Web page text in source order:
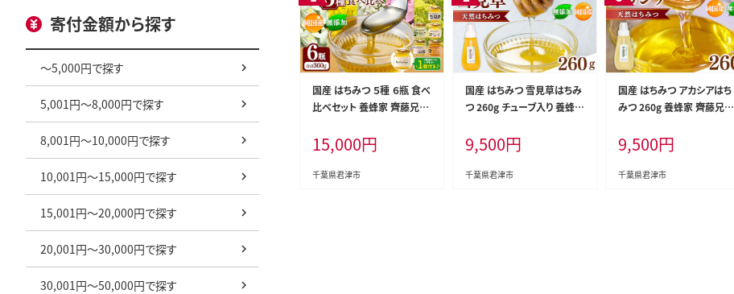
寄付金額から探す
～5,000円で探す
5,001円～8,000円で探す
8,001円～10,000円で探す
10,001円～15,000円で探す
15,001円～20,000円で探す
20,001円～30,000円で探す
30,001円～50,000円で探す
国産 はちみつ ５種 ６瓶 食べ
比べセット 養蜂家 齊藤兄弟
ェルジュ | はちみつ 蜂蜜 ハ
チミツ 天然蜂蜜 国産蜂蜜
食べ比べ 詰合せ セット 新鮮
15,000円
千葉県君津市
国産 はちみつ 雪見草はちみ
つ 260g チューブ入り 養蜂
e ビーコンシェルジュ | はち
みつ 蜂蜜 ハチミツ 雪見草
はちみつ 天然蜂蜜 国産蜂蜜
9,500円
千葉県君津市
国産 はちみつ アカシアはち
みつ 260g 養蜂家 齊藤兄弟
ェルジュ | はちみつ 蜂蜜 ハ
チミツ 国産蜂蜜 アカシア蜂
蜜 新鮮 国産 千葉県 君津市
9,500円
千葉県君津市